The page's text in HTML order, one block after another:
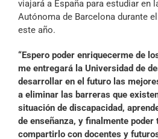
viajará a España para estudiar en
Autónoma de Barcelona durante
este año.
“Espero poder enriquecerme de
me entregará la Universidad de
desarrollar en el futuro las
a eliminar las barreras que
situación de discapacidad,
de enseñanza, y finalmente
compartirlo con docentes y